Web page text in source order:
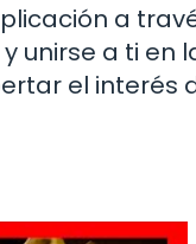
a
unirse a ti en
el interés